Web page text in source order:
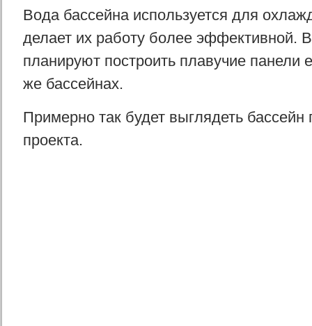
Вода бассейна используется для
делает их работу более эффективной.
планируют построить плавучие панели
же бассейнах.
Примерно так будет выглядеть
проекта.